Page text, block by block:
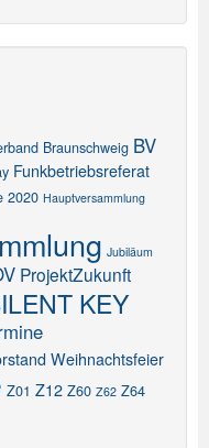
Braunschweig BV
Funkbetriebsreferat
2020 Hauptversammlung
Jubiläum
ProjektZukunft
KEY
Weihnachtsfeier
Z01 Z12 Z60 Z62 Z64